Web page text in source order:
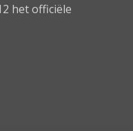
het officiële